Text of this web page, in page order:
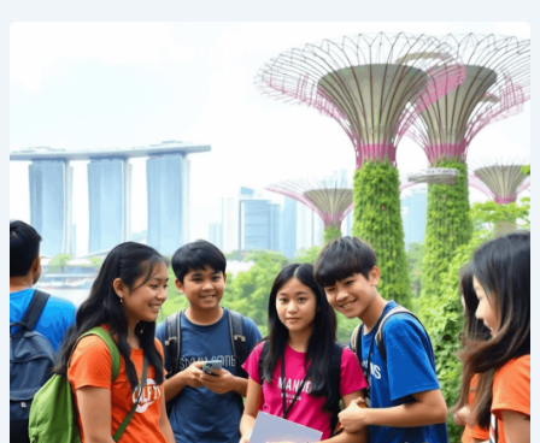
Petualangan
Musim
dengan
Camp
Cosmos